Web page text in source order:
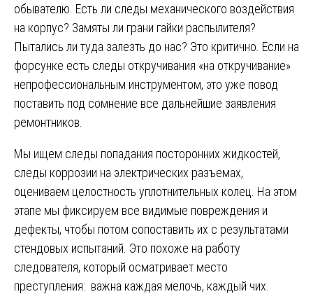
обывателю. Есть ли следы механического воздействия
на корпус? Замяты ли грани гайки распылителя?
Пытались ли туда залезть до нас? Это критично. Если на
форсунке есть следы откручивания «на откручивание»
непрофессиональным инструментом, это уже повод
поставить под сомнение все дальнейшие заявления
ремонтников.
Мы ищем следы попадания посторонних жидкостей,
следы коррозии на электрических разъемах,
оцениваем целостность уплотнительных колец. На этом
этапе мы фиксируем все видимые повреждения и
дефекты, чтобы потом сопоставить их с результатами
стендовых испытаний. Это похоже на работу
следователя, который осматривает место
преступления: важна каждая мелочь, каждый чих.